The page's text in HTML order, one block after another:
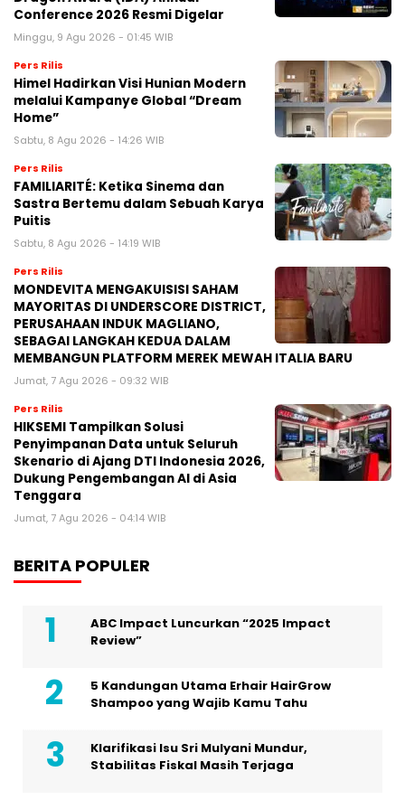
Conference 2026 Resmi Digelar
Minggu, 9 Agu 2026 - 01:45 WIB
Pers Rilis
Himel Hadirkan Visi Hunian Modern
melalui Kampanye Global “Dream
Home”
Sabtu, 8 Agu 2026 - 14:26 WIB
Pers Rilis
FAMILIARITÉ: Ketika Sinema dan
Sastra Bertemu dalam Sebuah Karya
Puitis
Sabtu, 8 Agu 2026 - 14:19 WIB
Pers Rilis
MONDEVITA MENGAKUISISI SAHAM
MAYORITAS DI UNDERSCORE DISTRICT,
PERUSAHAAN INDUK MAGLIANO,
SEBAGAI LANGKAH KEDUA DALAM
MEMBANGUN PLATFORM MEREK MEWAH ITALIA BARU
Jumat, 7 Agu 2026 - 09:32 WIB
Pers Rilis
HIKSEMI Tampilkan Solusi
Penyimpanan Data untuk Seluruh
Skenario di Ajang DTI Indonesia 2026,
Dukung Pengembangan AI di Asia
Tenggara
Jumat, 7 Agu 2026 - 04:14 WIB
BERITA POPULER
ABC Impact Luncurkan “2025 Impact
Review”
5 Kandungan Utama Erhair HairGrow
Shampoo yang Wajib Kamu Tahu
Klarifikasi Isu Sri Mulyani Mundur,
Stabilitas Fiskal Masih Terjaga